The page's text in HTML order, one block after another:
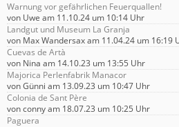
Warnung vor gefährlichen Feuerquallen!
von Uwe am 11.10.24 um 10:14 Uhr
Landgut und Museum La Granja
von Max Wandersaxam 11.04.24 um 16:19
Cuevas de Artà
von Nina am 14.10.23 um 13:55 Uhr
Majorica Perlenfabrik Manacor
vonGünni am 13.09.23 um 10:47 Uhr
Colonia de Sant Père
vonconnyam 18.07.23 um 10:25 Uhr
Paguera